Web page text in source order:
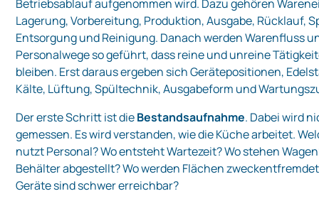
Betriebsablauf aufgenommen wird. Dazu gehören
Lagerung, Vorbereitung, Produktion, Ausgabe, Rücklauf,
Entsorgung und Reinigung. Danach werden Warenfluss
Personalwege so geführt, dass reine und unreine
bleiben. Erst daraus ergeben sich Gerätepositionen,
Kälte, Lüftung, Spültechnik, Ausgabeform und
Der erste Schritt ist dieBestandsaufnahme. Dabei wird
gemessen. Es wird verstanden, wie die Küche arbeitet.
nutzt Personal? Wo entsteht Wartezeit? Wo stehen
Behälter abgestellt? Wo werden Flächen
Geräte sind schwer erreichbar?